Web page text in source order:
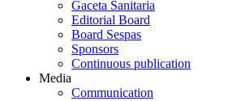
Gaceta Sanitaria
Editorial Board
Board Sespas
Sponsors
Continuous publication
Media
Communication